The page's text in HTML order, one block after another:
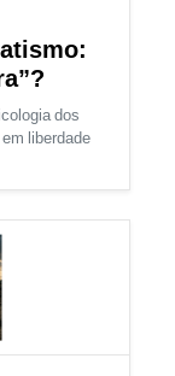
dos
liberdade